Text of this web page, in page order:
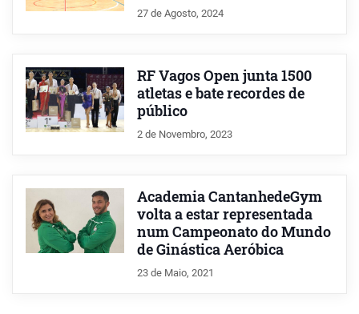
27 de Agosto, 2024
RF Vagos Open junta 1500
atletas e bate recordes de
público
2 de Novembro, 2023
Academia CantanhedeGym
volta a estar representada
num Campeonato do Mundo
de Ginástica Aeróbica
23 de Maio, 2021